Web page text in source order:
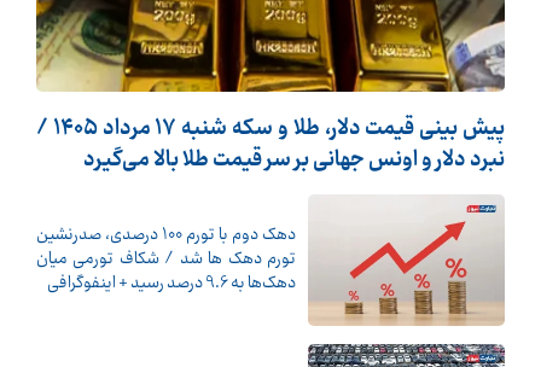
پیش ‌بینی قیمت دلار، طلا و سکه شنبه ۱۷ مرداد ۱۴۰۵ /
نبرد دلار و اونس جهانی بر سر قیمت طلا بالا می‌گیرد
دهک دوم با تورم 100 درصدی، صدرنشین
تورم دهک ها شد / شکاف تورمی میان
دهک‌ها به 9.6 درصد رسید + اینفوگرافی